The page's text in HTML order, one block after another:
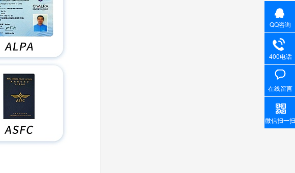
QQ咨询
400电话
在线留言
微信扫一扫